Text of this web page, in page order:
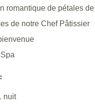
romantique de pétales
de notre Chef Pâtissier
nuit